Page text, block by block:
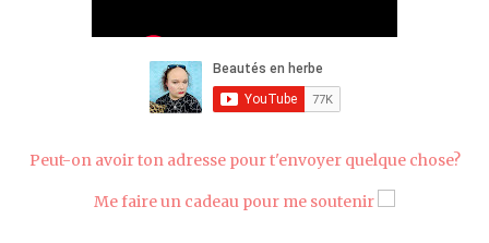
Peut-on avoir ton adresse pour t'envoyer quelque chose?
Me faire un cadeau pour me soutenir